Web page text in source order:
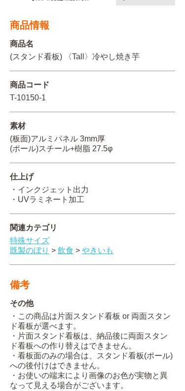
ORIGINAL ORDER
商品情報
商品名
(スタンド看板) 〈Tall〉冷やし焼き芋
商品コード
T-10150-1
素材
(板面)アルミパネル 3mm厚
(ポール)スチール+樹脂 27.5φ
仕上げ
・インクジェット出力
・UVラミネート加工
関連カテゴリ
特殊サイズ
既製のぼり > 飲食 > やきいも
備考
その他
・この商品は片面スタンド看板 or 両面スタン
ド看板が選べます。
・片面スタンド看板は、納品後に両面スタン
ド看板への作り替えはできません。
・看板面のみの場合は、スタンド看板(ポール)
への後付けはできません。
・お使いの端末により画像のお色が実物と異
なって見える場合がございます。